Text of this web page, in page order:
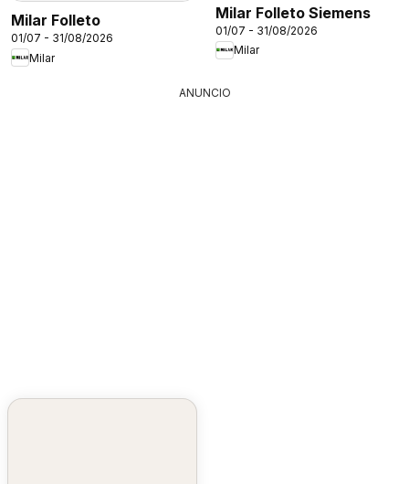
Milar Folleto
01/07 - 31/08/2026
Milar
Milar Folleto Siemens
01/07 - 31/08/2026
Milar
ANUNCIO